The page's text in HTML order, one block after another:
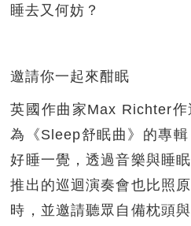
睡去又何妨？
邀請你一起來酣眠
英國作曲家Max Richter
為《Sleep舒眠曲》的專
好睡一覺，透過音樂與睡
推出的巡迴演奏會也比照
時，並邀請聽眾自備枕頭